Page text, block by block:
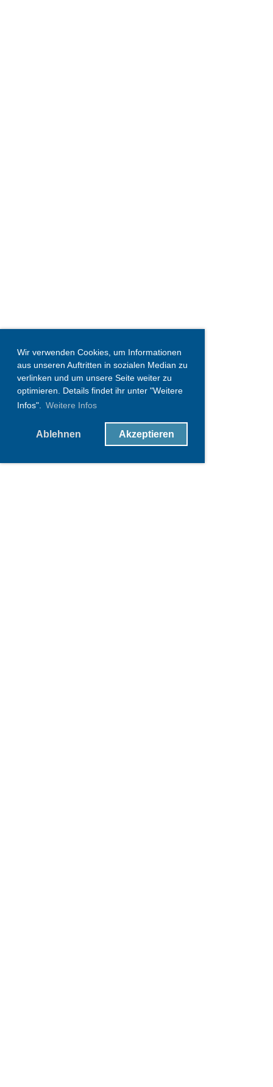
Wir verwenden Cookies, um Informationen
aus unseren Auftritten in sozialen Median zu
verlinken und um unsere Seite weiter zu
optimieren. Details findet ihr unter "Weitere
Infos". Weitere Infos
Ablehnen Akzeptieren